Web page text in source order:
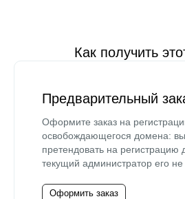
Как получить
Предварительный
Оформите заказ на
освобождающегося домена:
претендовать на регистрацию
текущий администратор его не
Оформить заказ